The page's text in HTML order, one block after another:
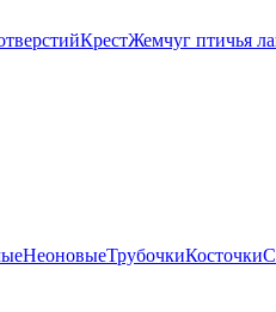
КрестЖемчуг птичья
НеоновыеТрубочкиКосточки